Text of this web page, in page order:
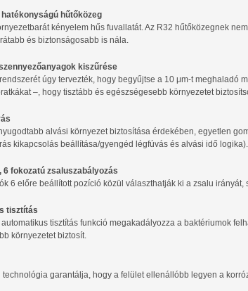
hatékonyságú hűtőközeg
kényelem hűs fuvallatát. Az R32 hűtőközegnek
és biztonságosabb is nála.
kiszűrése
úgy tervezték, hogy begyűjtse a 10 μm-t
–, hogy tisztább és egészségesebb környezetet
alvási környezet biztosítása érdekében, egyetlen
kikapcsolás beállítása/gyengéd légfúvás és alvási idő logika).
6 fokozatú zsaluszabályozás
6 előre beállított pozíció közül választhatják ki a zsalu
tisztítás
automatikus tisztítás funkció megakadályozza a baktériumok
környezetet biztosít.
garantálja, hogy a felület ellenállóbb legyen a